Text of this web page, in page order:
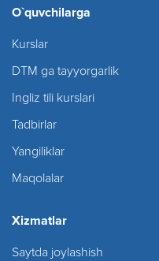
O`quvchilarga
Kurslar
DTM ga tayyorgarlik
Ingliz tili kurslari
Tadbirlar
Yangiliklar
Maqolalar
Xizmatlar
Saytda joylashish